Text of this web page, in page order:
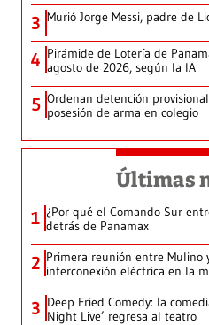
3 Murió Jorge Messi, padre de
4 Pirámide de Lotería de
agosto de 2026, según la IA
5 Ordenan detención
posesión de arma en colegio
Últimas
1 ¿Por qué el Comando Sur
detrás de Panamax
2 Primera reunión entre Mulino
interconexión eléctrica en la
3 Deep Fried Comedy: la
Night Live’ regresa al teatro